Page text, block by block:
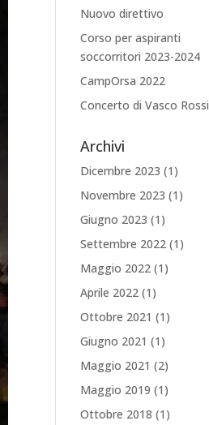
Nuovo direttivo
Corso per aspiranti
soccorritori 2023-2024
CampOrsa 2022
Concerto di Vasco Rossi
Archivi
Dicembre 2023 (1)
Novembre 2023 (1)
Giugno 2023 (1)
Settembre 2022 (1)
Maggio 2022 (1)
Aprile 2022 (1)
Ottobre 2021 (1)
Giugno 2021 (1)
Maggio 2021 (2)
Maggio 2019 (1)
Ottobre 2018 (1)